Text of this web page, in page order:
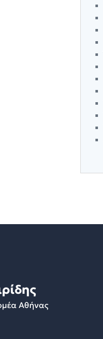
Αθήνας